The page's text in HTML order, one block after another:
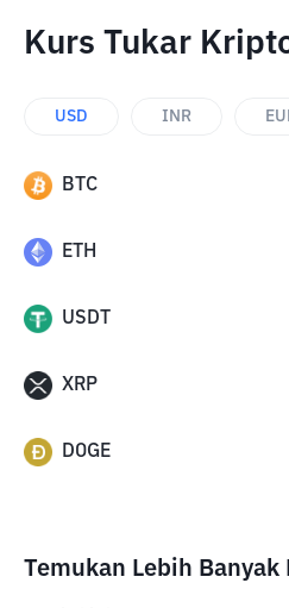
Kurs Tukar
USD INR
BTC
ETH
USDT
XRP
DOGE
Temukan Lebih Banyak